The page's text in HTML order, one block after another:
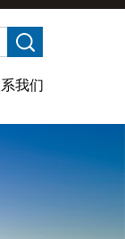
我们